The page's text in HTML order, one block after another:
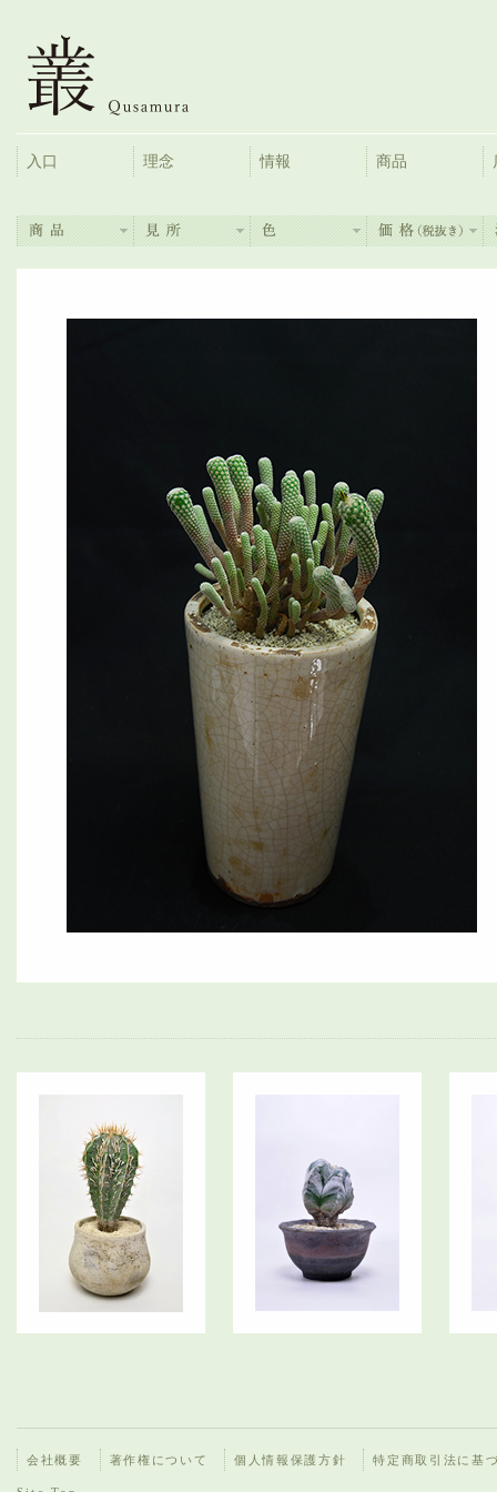
入口 理念 情報 商品
会社概要 著作権について 個人情報保護方針 特定商取引法に基